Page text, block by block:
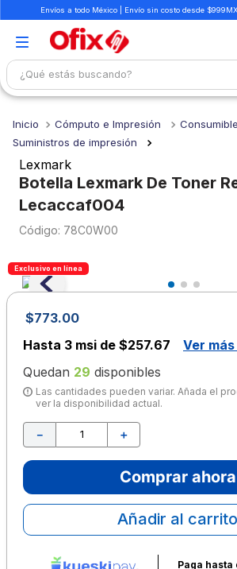
Envíos a todo México | Envío sin costo desde
¿Qué estás buscando?
Cómputo e Impresión
Suministros de impresión
Lexmark
Botella Lexmark De Toner
Lecaccaf004
: 78C0W00
Exclusivo en línea
$773.00
Hasta 3 msi de $257.67
Ver
Quedan 29 disponibles
Las cantidades pueden variar. Añada el
ver la disponibilidad actual.
＋
－
Comprar ahora
Añadir al carrito
Paga hasta
1.
mochilas
libretas
3.
cuaderno
4.
cuadernos
colores
6.
boligrafo
7.
escritorio
8.
sacapuntas
9 .
escolar
10. lapiz